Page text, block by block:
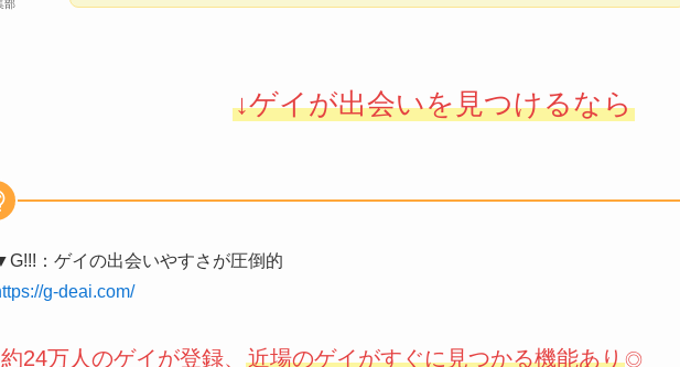
部
↓ゲイが出会いを見つけるなら
：ゲイの出会いやすさが圧倒的
g-deai.com/
約24万人のゲイが登録、 近場のゲイがすぐに見つかる機能あり◎